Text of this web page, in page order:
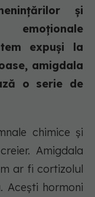
și
expuși la
amigdala
o serie de
chimice și
Amigdala
ar fi cortizolul
Acești hormoni